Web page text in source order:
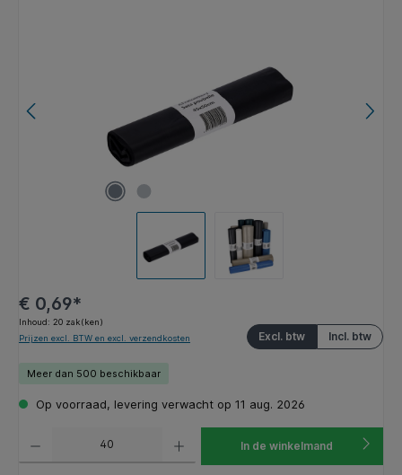
€ 0,69*
Inhoud: 20 zak(ken)
Incl. btw
Excl. btw
Prijzen excl. BTW en excl. verzendkosten
Meer dan 500 beschikbaar
Op voorraad, levering verwacht op 11 aug. 2026
In de winkelmand